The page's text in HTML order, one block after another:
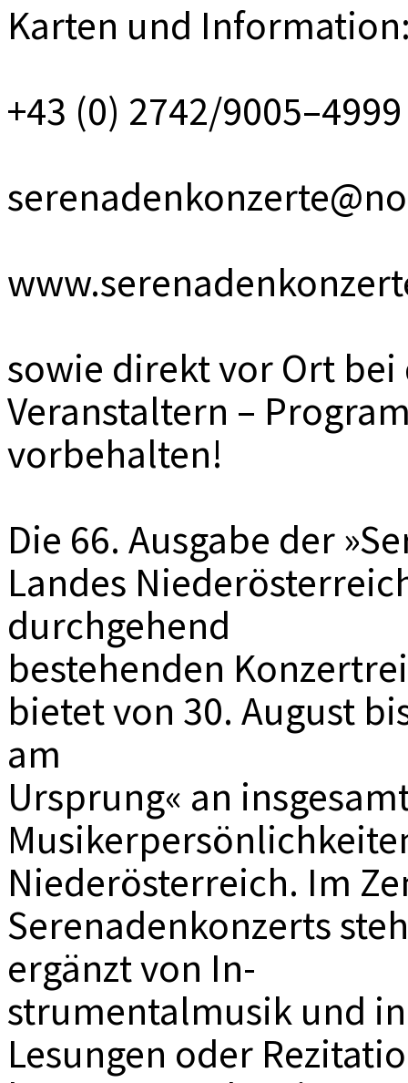
Karten und
+43 (0) 2742/9005–4999
sowie direkt vor Ort
Veranstaltern –
vorbehalten!
Die 66. Ausgabe der
Landes
durchgehend
bestehenden
bietet von 30. August
am
Ursprung« an
Niederösterreich. Im
Serenadenkonzerts
ergänzt von In-
strumentalmusik und
Lesungen oder